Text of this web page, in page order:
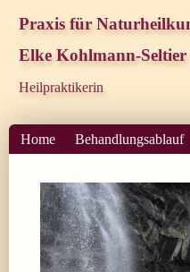
Praxis für
Elke Kohlmann-Seltier
Heilpraktikerin
Home Behandlungsablauf